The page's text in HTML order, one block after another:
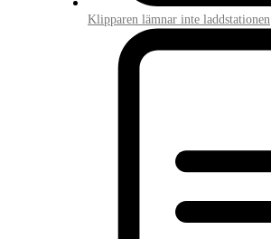
Klipparen lämnar inte laddstationen